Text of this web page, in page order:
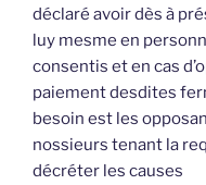
déclaré avoir dès à
luy mesme en
consentis et en cas
paiement desdites
besoin est les
nossieurs tenant la
décréter les causes